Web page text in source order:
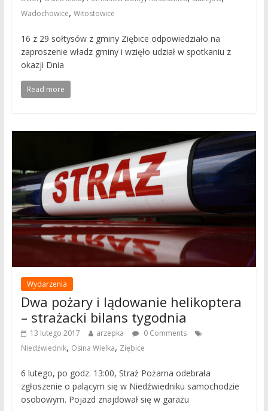
Wadochowice, Witostowice
16 z 29 sołtysów z gminy Ziębice odpowiedziało na
zaproszenie władz gminy i wzięło udział w spotkaniu z
okazji Dnia
Read more
Wydarzenia
Dwa pożary i lądowanie helikoptera
– strażacki bilans tygodnia
13 lutego 2017 arzepka
0 Comments
Niedźwiednik, Osina Wielka, Ziębice
6 lutego, po godz. 13:00, Straż Pożarna odebrała
zgłoszenie o palącym się w Niedźwiedniku samochodzie
osobowym. Pojazd znajdował się w garażu